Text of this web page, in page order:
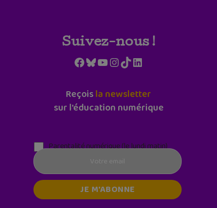
Suivez-nous !
Facebook
Bluesky
YouTube
Instagram
TikTokLinkedIn
Reçoisla newsletter
sur l'éducation numérique
Parentalité numérique (le lundi matin)